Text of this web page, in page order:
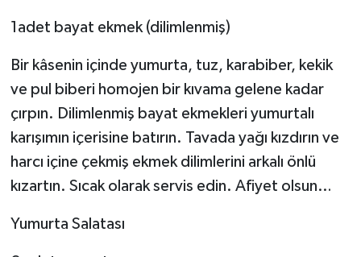
1adet bayat ekmek (dilimlenmiş)
Bir kâsenin içinde yumurta, tuz, karabiber, kekik
ve pul biberi homojen bir kıvama gelene kadar
çırpın. Dilimlenmiş bayat ekmekleri yumurtalı
karışımın içerisine batırın. Tavada yağı kızdırın ve
harcı içine çekmiş ekmek dilimlerini arkalı önlü
kızartın. Sıcak olarak servis edin. Afiyet olsun…
Yumurta Salatası